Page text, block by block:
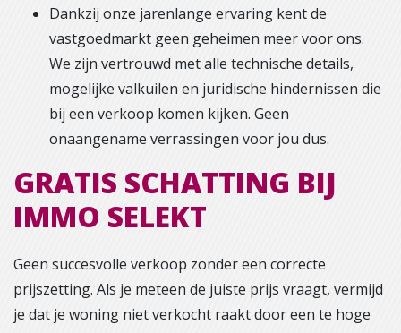
Dankzij onze jarenlange ervaring kent de
vastgoedmarkt geen geheimen meer voor ons.
We zijn vertrouwd met alle technische details,
mogelijke valkuilen en juridische hindernissen die
bij een verkoop komen kijken. Geen
onaangename verrassingen voor jou dus.
GRATIS SCHATTING BIJ
IMMO SELEKT
Geen succesvolle verkoop zonder een correcte
prijszetting. Als je meteen de juiste prijs vraagt, vermijd
je dat je woning niet verkocht raakt door een te hoge